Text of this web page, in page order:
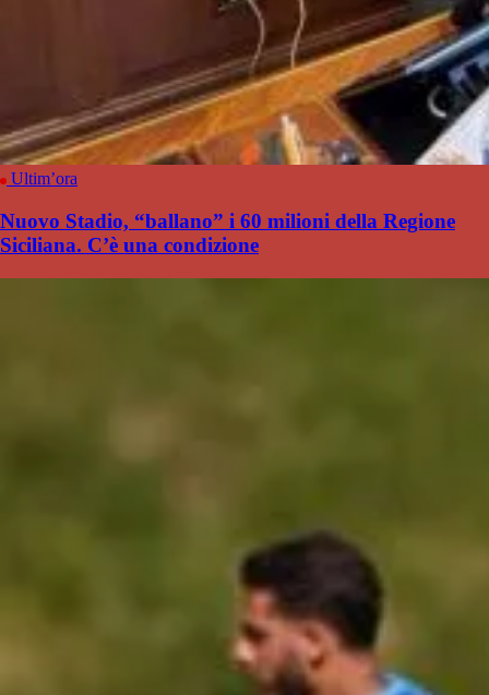
Ultim’ora
Nuovo Stadio, “ballano” i 60 milioni della Regione
Siciliana. C’è una condizione